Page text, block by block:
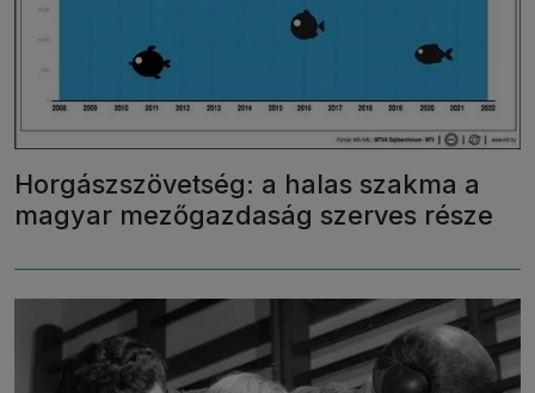
Horgászszövetség: a halas szakma a
magyar mezőgazdaság szerves része